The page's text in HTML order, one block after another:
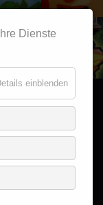
Dienste
einblenden